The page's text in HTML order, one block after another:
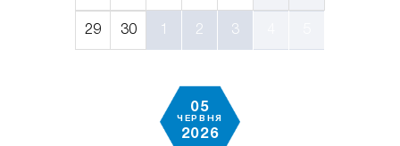
29 30 2 3
05
ЧЕРВНЯ
2026